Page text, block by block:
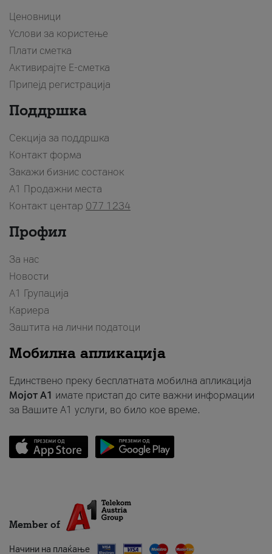
Ценовници
Услови за користење
Плати сметка
Активирајте Е-сметка
Припејд регистрација
Поддршка
Секција за поддршка
Контакт форма
Закажи бизнис состанок
A1 Продажни места
Контакт центар 077 1234
Профил
За нас
Новости
А1 Групација
Кариера
Заштита на лични податоци
Мобилна апликација
Единствено преку бесплатната мобилна апликација
Мојот A1 имате пристап до сите важни информации
за Вашите A1 услуги, во било кое време.
Member of
Начини на плаќање